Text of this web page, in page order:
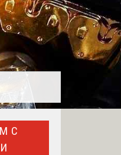
С